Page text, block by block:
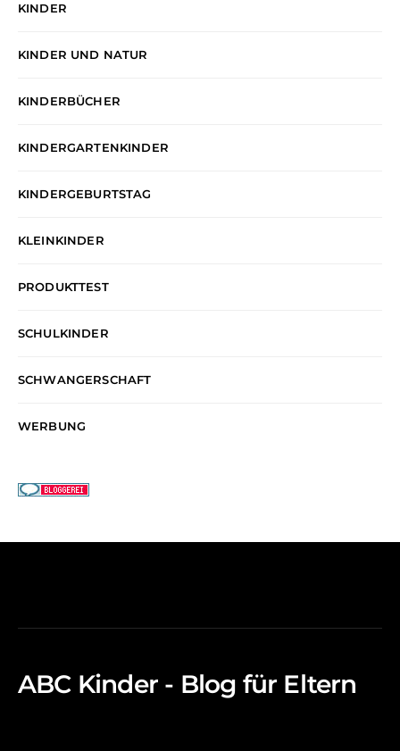
KINDER
KINDER UND NATUR
KINDERBÜCHER
KINDERGARTENKINDER
KINDERGEBURTSTAG
KLEINKINDER
PRODUKTTEST
SCHULKINDER
SCHWANGERSCHAFT
WERBUNG
ABC Kinder - Blog für Eltern